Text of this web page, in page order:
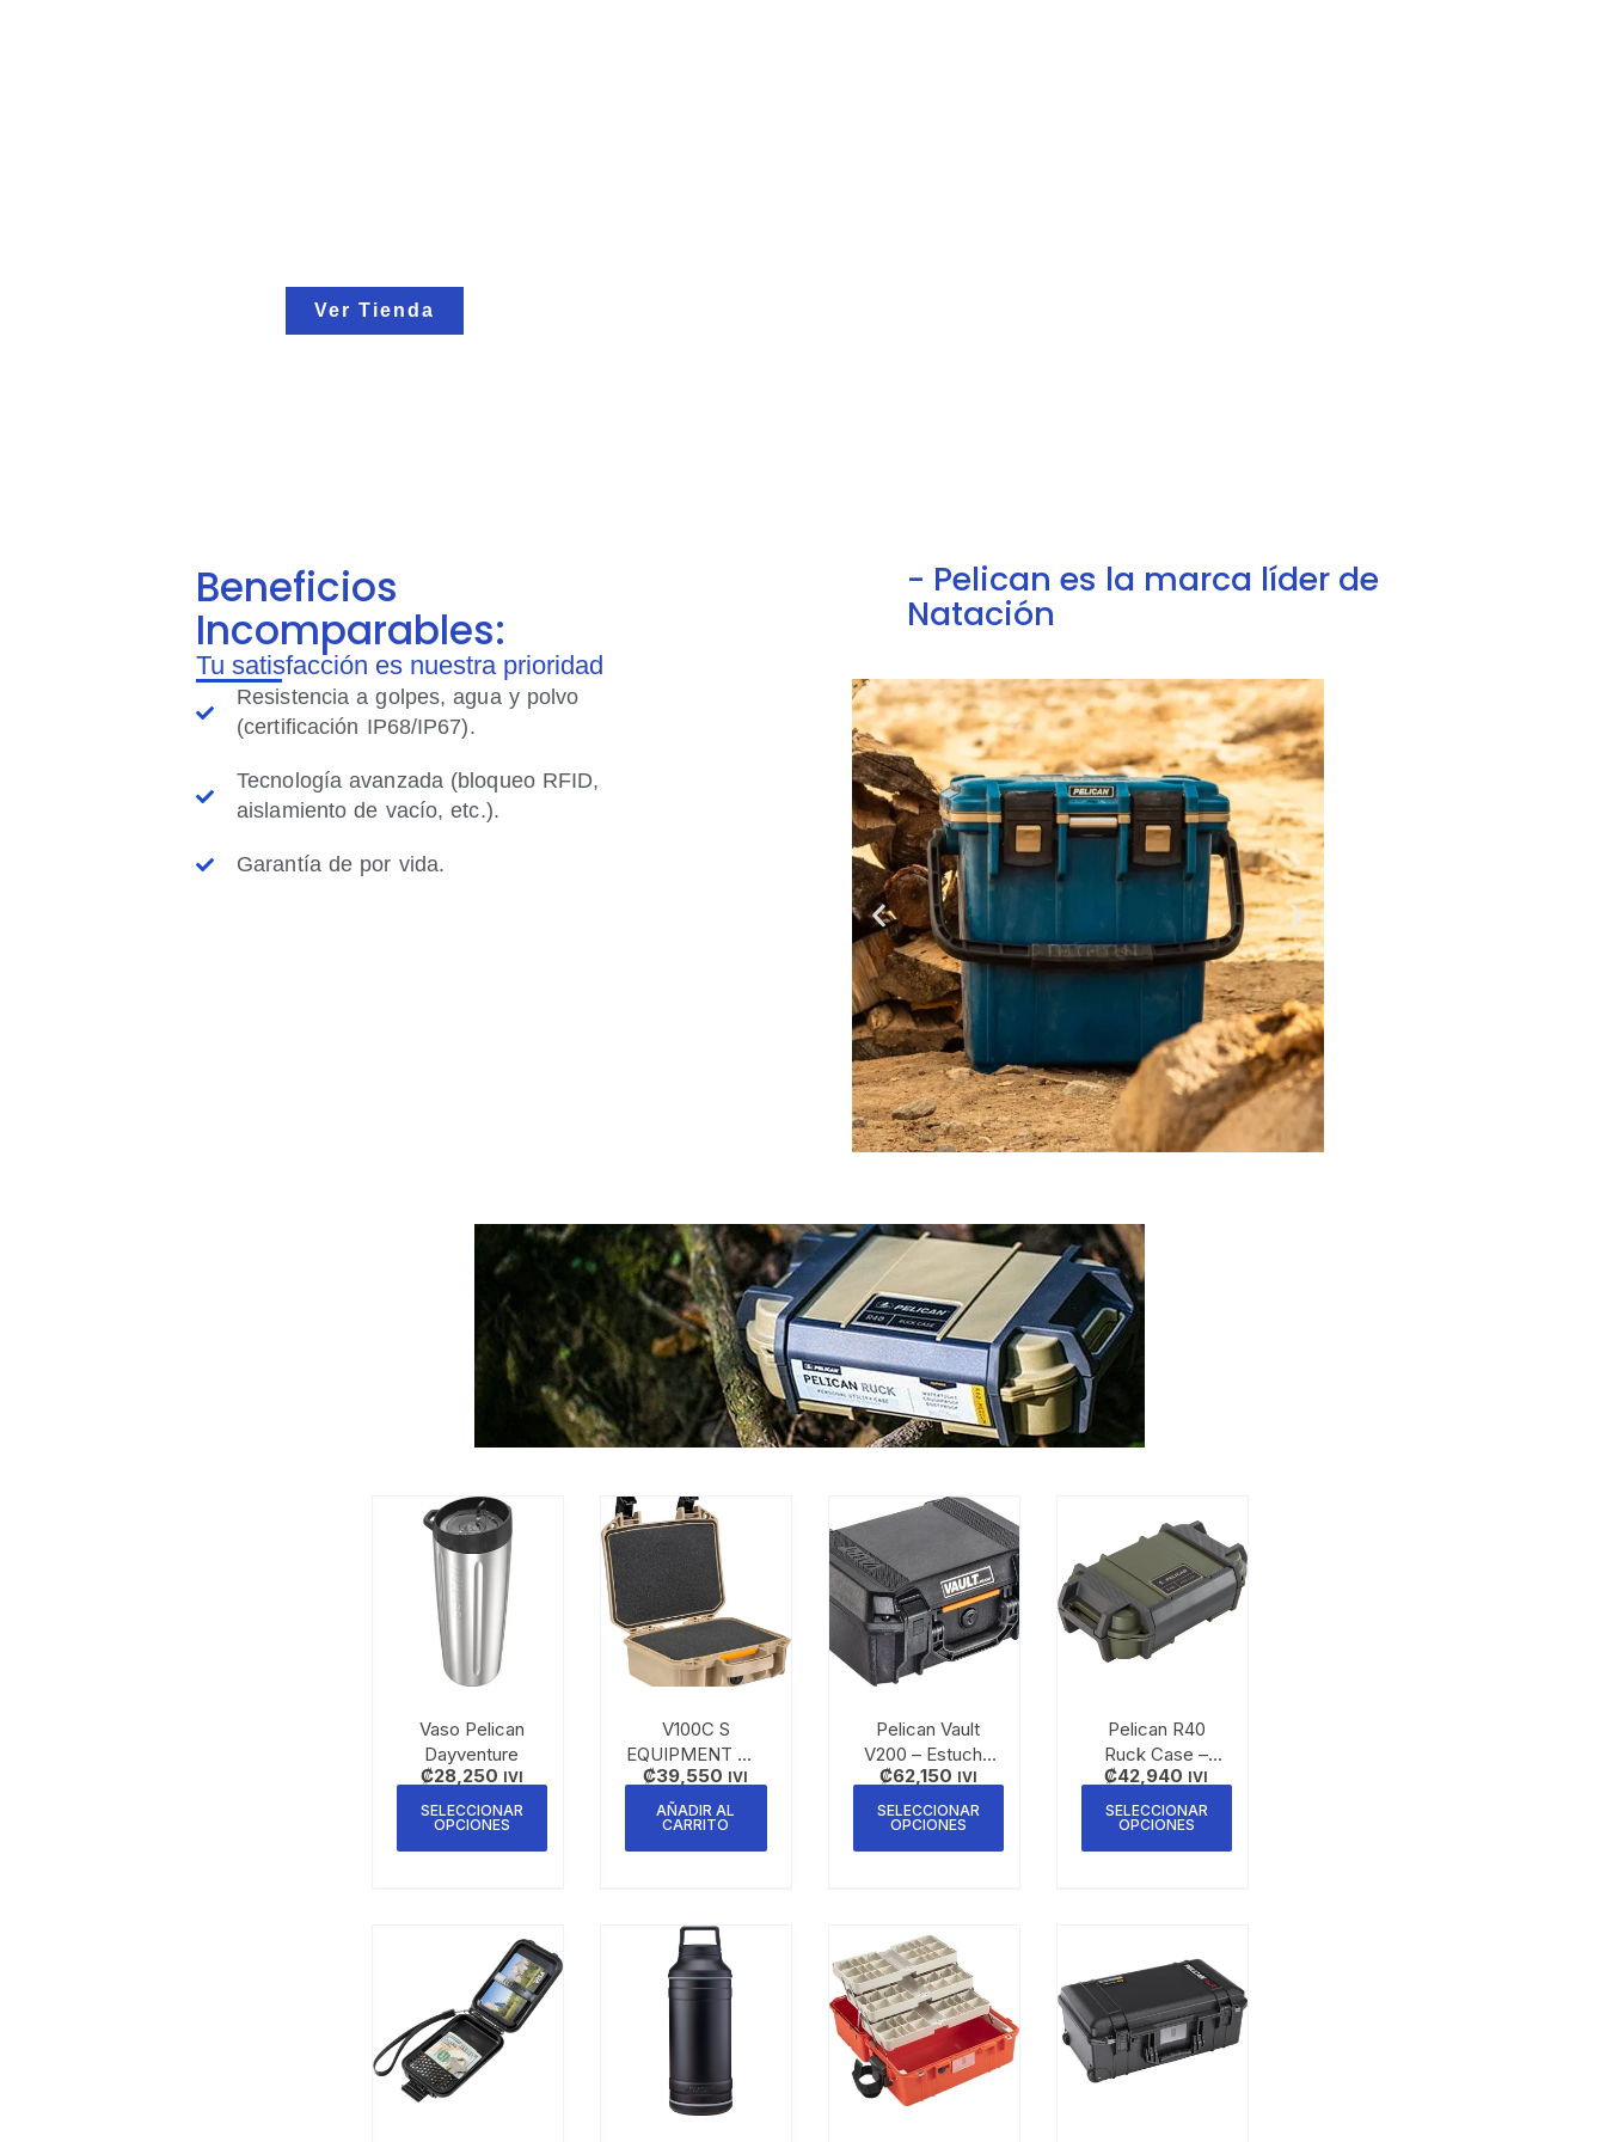
Ver Tienda
Beneficios
Incomparables:
Tu satisfacción es nuestra prioridad
Resistencia a golpes, agua y polvo
(certificación IP68/IP67).
Tecnología avanzada (bloqueo RFID,
aislamiento de vacío, etc.).
Garantía de por vida.
- Pelican es la marca líder de
Natación
Vaso Pelican
Dayventure
₡28,250 IVI
SELECCIONAR
OPCIONES
V100C S
EQUIPMENT WL
WF TAN
₡39,550 IVI
AÑADIR AL
CARRITO
Pelican Vault
V200 – Estuche
Rígido de Alta
Resistencia
₡62,150 IVI
SELECCIONAR
OPCIONES
Pelican R40
Ruck Case –
Caja de
Protección para
Objetos
Personales
₡42,940 IVI
SELECCIONAR
OPCIONES